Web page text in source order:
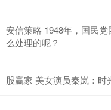
安信策略 1948年，国民
么处理的呢？
股赢家 美女演员秦岚：时